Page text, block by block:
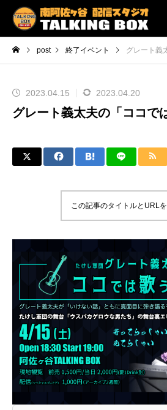
post 終了イベント グレート義太
2023.04.15 2023.04.20
グレート義太夫の「ココで
この記事のタイトルとURL